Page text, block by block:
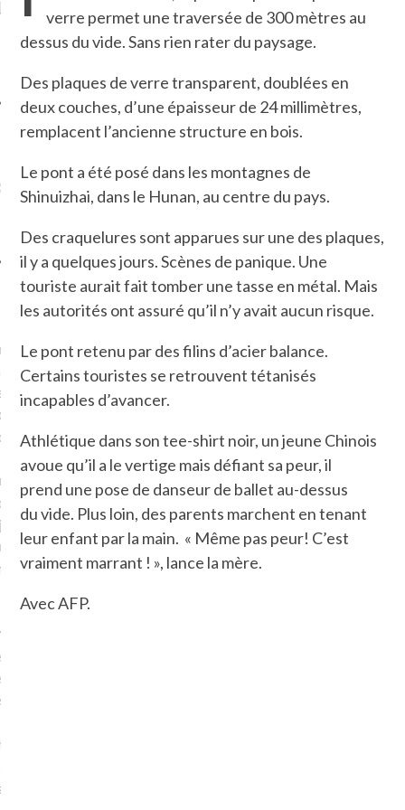
DE L’AMBASSADE
À PARIS. POURQUOI
? POUR QUI ?
CHAMPIGNONS ET AUX
LARDONS DANS LA HALLE
DE DAX. ET POURQUOI PAS
MES DERNIERS
SUR FACEBOOK
QUI MARCHE
journaliste à France
toujours aimé marcher.
conquis mais en
Je ne suis pas une
je le garde pour ce
je sens, j’entends, je
goûte et ceux que je
! Marcheuse des villes,
des ruines et des
qui Marche
ou pas. Mais
pas d’interdit. Vélo,
bateau…
incite à un autre regard
verre permet une traversée de 300 mètres au
dessus du vide. Sans rien rater du paysage.
Des plaques de verre transparent, doublées en
deux couches, d’une épaisseur de 24 millimètres,
remplacent l’ancienne structure en bois.
Le pont a été posé dans les montagnes de
Shinuizhai, dans le Hunan, au centre du pays.
Des craquelures sont apparues sur une des plaques,
il y a quelques jours. Scènes de panique. Une
touriste aurait fait tomber une tasse en métal. Mais
les autorités ont assuré qu’il n’y avait aucun risque.
Le pont retenu par des filins d’acier balance.
Certains touristes se retrouvent tétanisés
incapables d’avancer.
Athlétique dans son tee-shirt noir, un jeune Chinois
avoue qu’il a le vertige mais défiant sa peur, il
prend une pose de danseur de ballet au-dessus
du vide. Plus loin, des parents marchent en tenant
leur enfant par la main. « Même pas peur! C’est
vraiment marrant ! », lance la mère.
Avec AFP.